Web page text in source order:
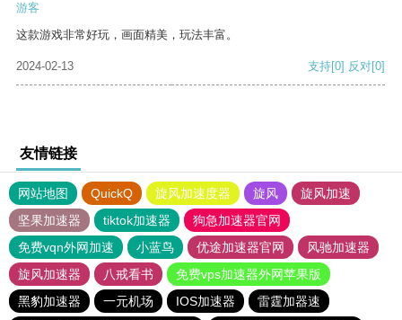
游客
这款游戏非常好玩，画面精美，玩法丰富。
2024-02-13 支持[0] 反对[0]
友情链接
网站地图 QuickQ 旋风加速度器 旋风
旋风加速
坚果加速器
tiktok加速器
狗急加速器官网
免费vqn外网加速
小蓝鸟 优途加速器官网
风驰加速器
旋风加速器
八戒看书
免费vps加速器外网苹果版
黑豹加速器
一元机场 IOS加速器
雷霆加器速